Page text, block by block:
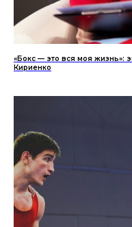
«Бокс — это вся моя жизнь»:
Кириенко